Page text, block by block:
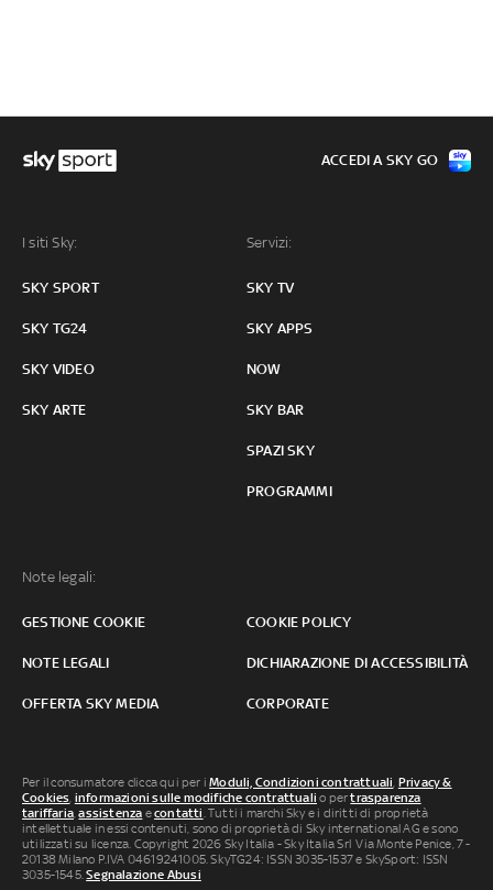
I siti Sky:
SKY SPORT
SKY TG24
SKY VIDEO
SKY ARTE
Servizi:
SKY TV
SKY APPS
NOW
SKY BAR
SPAZI SKY
PROGRAMMI
Note legali:
GESTIONE COOKIE COOKIE POLICY
NOTE LEGALI DICHIARAZIONE DI ACCESSIBILITÀ
OFFERTA SKY MEDIA CORPORATE
ACCEDI A SKY GO
Per il consumatore clicca qui per iModuli, Condizioni contrattuali Privacy &
Cookies informazioni sulle modifiche contrattuali o pertrasparenza
tariffaria ,assistenza econtatti . Tutti i marchi Sky e i diritti di proprietà
intellettuale in essi contenuti, sono di proprietà di Sky international AG e sono
utilizzati su licenza. Copyright 2026 Sky Italia - Sky Italia Srl Via Monte Penice, 7 -
20138 Milano P.IVA 04619241005. SkyTG24: ISSN 3035-1537 e SkySport: ISSN
3035-1545.Segnalazione Abusi